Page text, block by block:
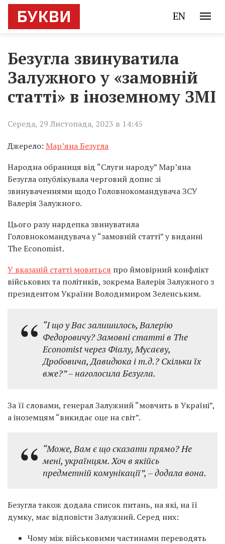
EN
Безугла звинуватила
Залужного у «замовній
статті» в іноземному ЗМІ
Середа, 29 Листопада, 2023 в 14:45
Джерело: Мар’яна Безугла
Народна обраниця від “Слуги народу” Мар’яна
Безугла опублікувала черговий допис зі
звинуваченнями щодо Головнокомандувача ЗСУ
Валерія Залужного.
Цього разу нардепка звинуватила
Головнокомандувача у “замовній статті” у виданні
The Economist.
У вказаній статті мовиться про ймовірний конфлікт
військових та політиків, зокрема Валерія Залужного з
президентом України Володимиром Зеленським.
“І що у Вас залишилось, Валерію
Федоровичу? Замовні статті в The
Economist через Фіалу, Мусаєву,
Дробовича, Давидюка і т.д.? Скільки їх
вже?” – наголосила Безугла.
За її словами, генерал Залужний “мовчить в Україні”,
а іноземцям “викидає оце на світ”.
“Може, Вам є що сказати прямо? Не
мені, українцям. Хоч в якійсь
предметній комунікації”, – додала вона.
Безугла також додала список питань, на які, на її
думку, має відповісти Залужний. Серед них:
Чому між військовими частинами переводять